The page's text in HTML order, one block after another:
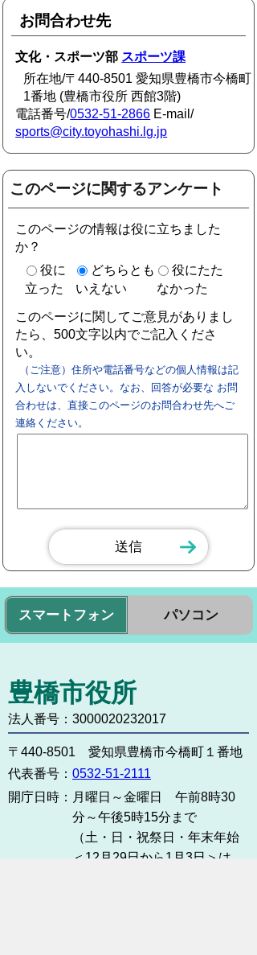
お問合わせ先
文化・スポーツ部 スポーツ課
所在地/〒440-8501 愛知県豊橋市今橋町
1番地 (豊橋市役所 西館3階)
電話番号/0532-51-2866 E-mail/
sports@city.toyohashi.lg.jp
このページに関するアンケート
このページの情報は役に立ちました
か？
役に
立った
どちらとも
いえない
役にたた
なかった
このページに関してご意見がありまし
たら、500文字以内でご記入くださ
い。
（ご注意）住所や電話番号などの個人情報は記
入しないでください。なお、回答が必要な お問
合わせは、直接このページのお問合わせ先へご
連絡ください。
スマートフォン パソコン
豊橋市役所
法人番号：3000020232017
〒440-8501 愛知県豊橋市今橋町１番地
代表番号： 0532-51-2111
開庁日時： 月曜日～金曜日 午前8時30
分～午後5時15分まで
（土・日・祝祭日・年末年始
＜12月29日から1月3日＞は